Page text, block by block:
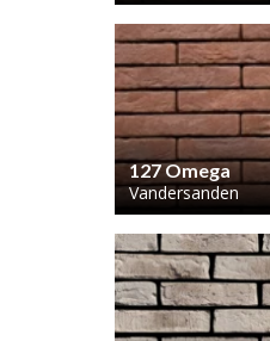
127 Omega
Vandersanden